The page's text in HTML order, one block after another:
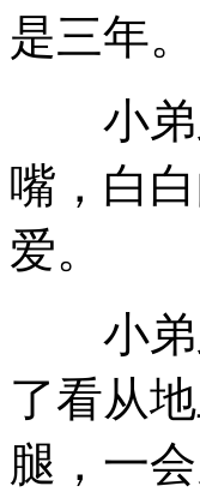
是三年。
小弟弟
嘴，白
爱。
小弟弟
了看从
腿，一